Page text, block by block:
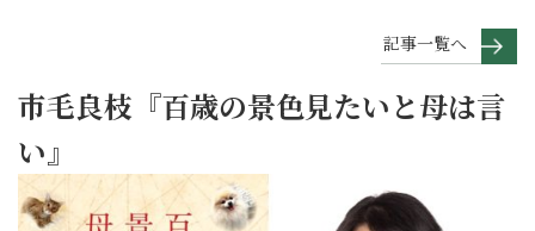
記事一覧へ
市毛良枝『百歳の景色見たいと母は言
い』